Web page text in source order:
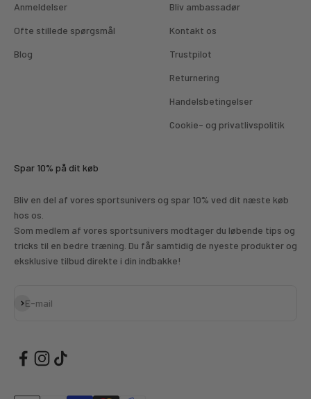
Anmeldelser
Ofte stillede spørgsmål
Blog
Bliv ambassadør
Kontakt os
Trustpilot
Returnering
Handelsbetingelser
Cookie- og privatlivspolitik
Spar 10% på dit køb
Bliv en del af vores sportsunivers og spar 10% ved dit næste køb
hos os.
Som medlem af vores sportsunivers modtager du løbende tips og
tricks til en bedre træning. Du får samtidig de nyeste produkter og
eksklusive tilbud direkte i din indbakke!
E-mail
Abonnér